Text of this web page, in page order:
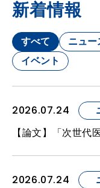
新着情報
すべて ニュー
イベント
2026.07.24
2026.07.24